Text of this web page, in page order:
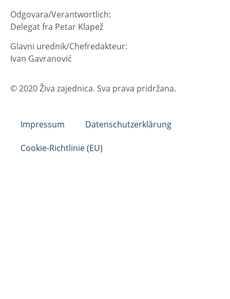
Odgovara/Verantwortlich:
Delegat fra Petar Klapež
Glavni urednik/Chefredakteur:
Ivan Gavranović
© 2020 Živa zajednica. Sva prava pridržana.
Impressum Datenschutzerklärung
Cookie-Richtlinie (EU)